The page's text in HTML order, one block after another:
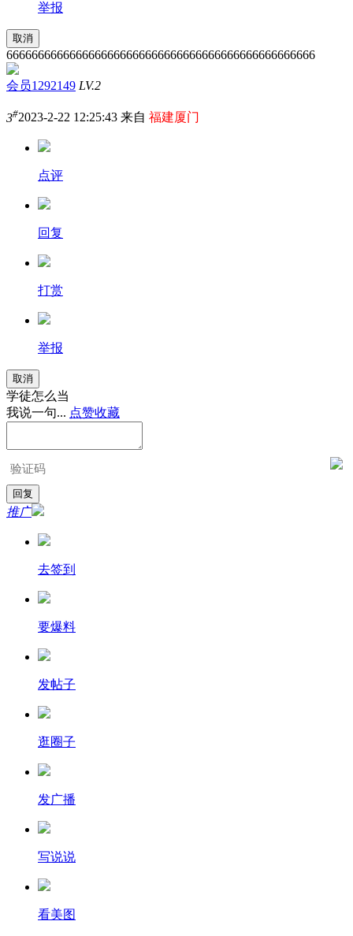
举报
取消
6666666666666666666666666666666666666666666666666
会员1292149 LV.2
3#2023-2-22 12:25:43 来自 福建厦门
点评
回复
打赏
举报
取消
学徒怎么当
我说一句... 点赞收藏
推广
去签到
要爆料
发帖子
逛圈子
发广播
写说说
看美图